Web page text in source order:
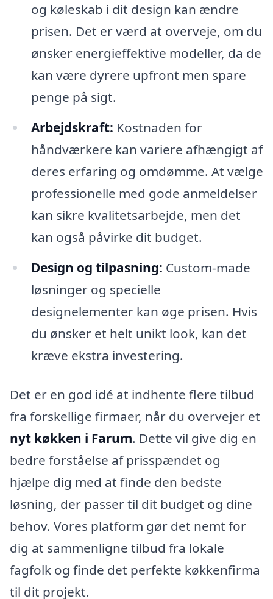
og køleskab i dit design kan ændre
prisen. Det er værd at overveje, om du
ønsker energieffektive modeller, da de
kan være dyrere upfront men spare
penge på sigt.
Arbejdskraft: Kostnaden for
håndværkere kan variere afhængigt af
deres erfaring og omdømme. At vælge
professionelle med gode anmeldelser
kan sikre kvalitetsarbejde, men det
kan også påvirke dit budget.
Design og tilpasning: Custom-made
løsninger og specielle
designelementer kan øge prisen. Hvis
du ønsker et helt unikt look, kan det
kræve ekstra investering.
Det er en god idé at indhente flere tilbud
fra forskellige firmaer, når du overvejer et
nyt køkken i Farum. Dette vil give dig en
bedre forståelse af prisspændet og
hjælpe dig med at finde den bedste
løsning, der passer til dit budget og dine
behov. Vores platform gør det nemt for
dig at sammenligne tilbud fra lokale
fagfolk og finde det perfekte køkkenfirma
til dit projekt.